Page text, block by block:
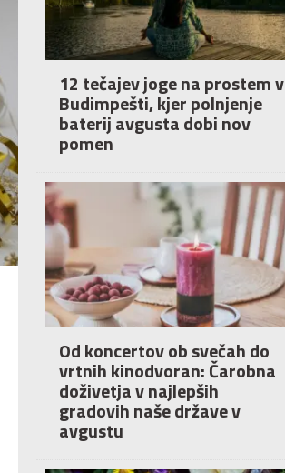
12 tečajev joge na prostem v
Budimpešti, kjer polnjenje
baterij avgusta dobi nov
pomen
Od koncertov ob svečah do
vrtnih kinodvoran: Čarobna
doživetja v najlepših
gradovih naše države v
avgustu